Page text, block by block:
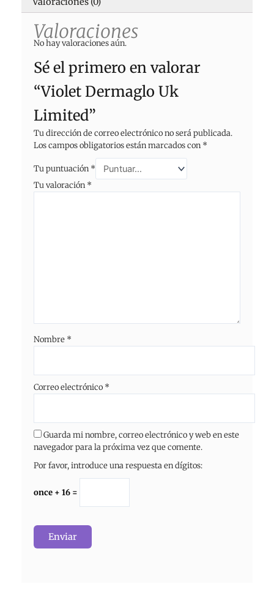
Valoraciones
No hay valoraciones aún.
Sé el primero en valorar
“Violet Dermaglo Uk
Limited”
Tu dirección de correo electrónico no será publicada.
Los campos obligatorios están marcados con *
Tu puntuación *
Tu valoración *
Nombre *
Correo electrónico *
Guarda mi nombre, correo electrónico y web en este
navegador para la próxima vez que comente.
Por favor, introduce una respuesta en dígitos:
once + 16 =